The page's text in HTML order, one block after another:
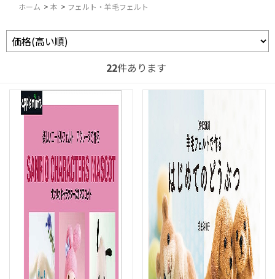
ホーム > 本 > フェルト・羊毛フェルト
22件あります